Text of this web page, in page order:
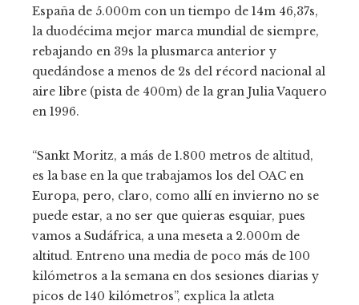
España de 5.000m con un tiempo de 14m 46,37s,
la duodécima mejor marca mundial de siempre,
rebajando en 39s la plusmarca anterior y
quedándose a menos de 2s del récord nacional al
aire libre (pista de 400m) de la gran Julia Vaquero
en 1996.
“Sankt Moritz, a más de 1.800 metros de altitud,
es la base en la que trabajamos los del OAC en
Europa, pero, claro, como allí en invierno no se
puede estar, a no ser que quieras esquiar, pues
vamos a Sudáfrica, a una meseta a 2.000m de
altitud. Entreno una media de poco más de 100
kilómetros a la semana en dos sesiones diarias y
picos de 140 kilómetros”, explica la atleta